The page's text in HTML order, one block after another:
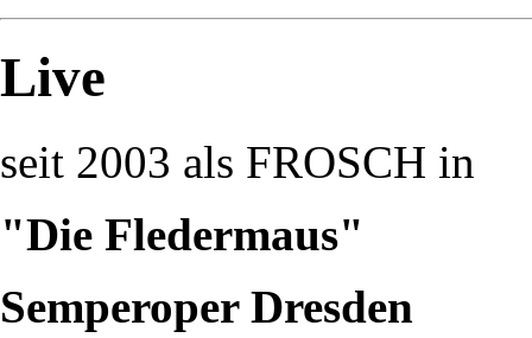
Live
seit 2003 als FROSCH in
"Die Fledermaus"
Semperoper Dresden